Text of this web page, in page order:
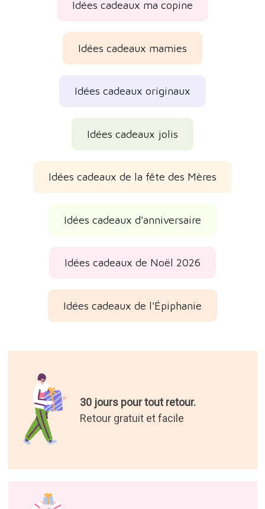
Idées cadeaux ma copine
Idées cadeaux mamies
Idées cadeaux originaux
Idées cadeaux jolis
Idées cadeaux de la fête des Mères
Idées cadeaux d'anniversaire
Idées cadeaux de Noël 2026
Idées cadeaux de l'Épiphanie
30 jours pour tout retour.
Retour gratuit et facile